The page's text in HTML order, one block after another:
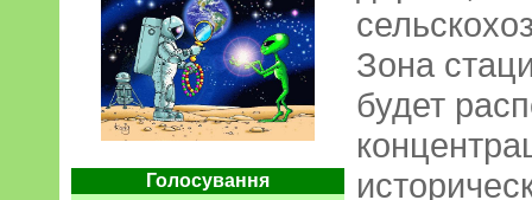
Голосування
Зона
будет